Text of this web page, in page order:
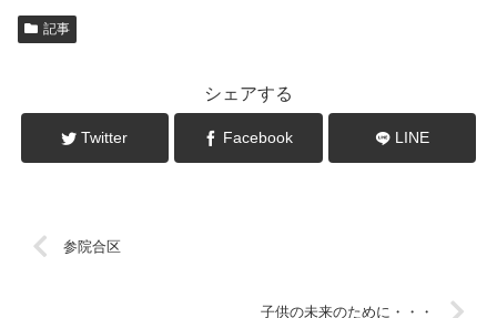
記事
シェアする
Twitter Facebook LINE
参院合区
子供の未来のために・・・